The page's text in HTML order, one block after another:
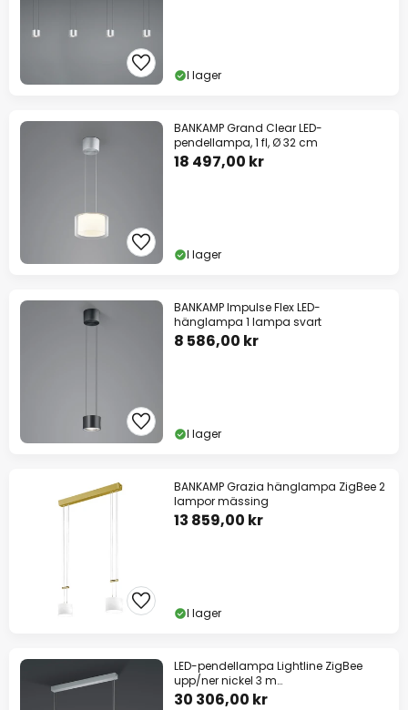
I lager
BANKAMP Grand Clear LED-
pendellampa, 1 fl, Ø 32 cm
18 497,00 kr
I lager
BANKAMP Impulse Flex LED-
hänglampa 1 lampa svart
8 586,00 kr
I lager
BANKAMP Grazia hänglampa ZigBee 2
lampor mässing
13 859,00 kr
I lager
LED-pendellampa Lightline ZigBee
upp/ner nickel 3 m
upphängningssystem
30 306,00 kr